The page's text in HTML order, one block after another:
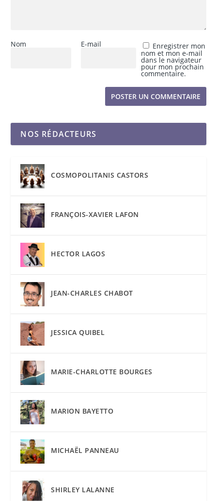
Nom E-mail Enregistrer mon
nom et mon e-mail
dans le navigateur
pour mon prochain
commentaire.
NOS RÉDACTEURS
COSMOPOLITANIS CASTORS
FRANÇOIS-XAVIER LAFON
HECTOR LAGOS
JEAN-CHARLES CHABOT
JESSICA QUIBEL
MARIE-CHARLOTTE BOURGES
MARION BAYETTO
MICHAËL PANNEAU
SHIRLEY LALANNE